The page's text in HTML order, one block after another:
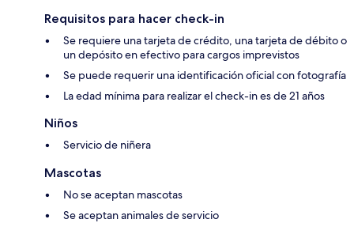
Requisitos para hacer check-in
Se requiere una tarjeta de crédito, una tarjeta de débito o
un depósito en efectivo para cargos imprevistos
Se puede requerir una identificación oficial con fotografía
La edad mínima para realizar el check-in es de 21 años
Niños
Servicio de niñera
Mascotas
No se aceptan mascotas
Se aceptan animales de servicio